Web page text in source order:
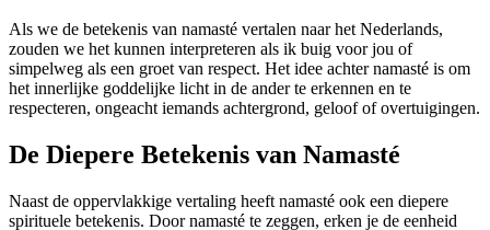
Als we de betekenis van namasté vertalen naar het Nederlands,
zouden we het kunnen interpreteren als ik buig voor jou of
simpelweg als een groet van respect. Het idee achter namasté is om
het innerlijke goddelijke licht in de ander te erkennen en te
respecteren, ongeacht iemands achtergrond, geloof of overtuigingen.
De Diepere Betekenis van Namasté
Naast de oppervlakkige vertaling heeft namasté ook een diepere
spirituele betekenis. Door namasté te zeggen, erken je de eenheid